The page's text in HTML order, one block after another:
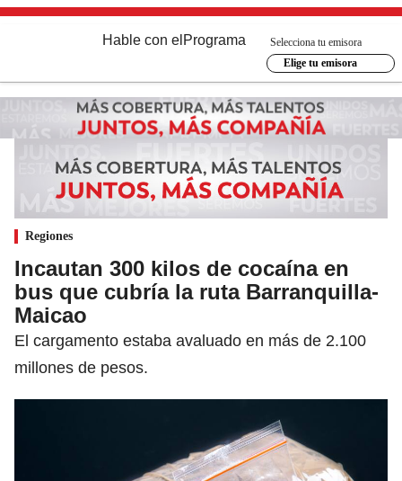
Hable con el Programa
Selecciona tu emisora
Elige tu emisora
Regiones
Incautan 300 kilos de cocaína en
bus que cubría la ruta Barranquilla-
Maicao
El cargamento estaba avaluado en más de 2.100
millones de pesos.